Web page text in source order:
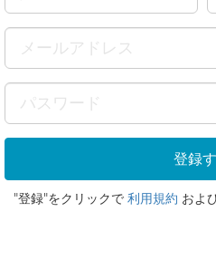
"登録"をクリックで 利用規約 およ